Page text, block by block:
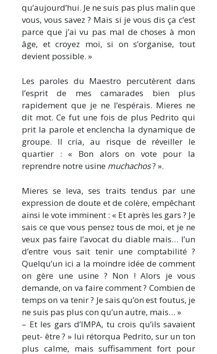
qu’aujourd’hui. Je ne suis pas plus malin que
vous, vous savez ? Mais si je vous dis ça c’est
parce que j’ai vu pas mal de choses à mon
âge, et croyez moi, si on s’organise, tout
devient possible. »
Les paroles du Maestro percutèrent dans
l’esprit de mes camarades bien plus
rapidement que je ne l’espérais. Mieres ne
dit mot. Ce fut une fois de plus Pedrito qui
prit la parole et enclencha la dynamique de
groupe. Il cria, au risque de réveiller le
quartier : « Bon alors on vote pour la
reprendre notre usine muchachos? ».
Mieres se leva, ses traits tendus par une
expression de doute et de colère, empêchant
ainsi le vote imminent : « Et après les gars ? Je
sais ce que vous pensez tous de moi, et je ne
veux pas faire l’avocat du diable mais… l’un
d’entre vous sait tenir une comptabilité ?
Quelqu’un ici a la moindre idée de comment
on gère une usine ? Non ! Alors je vous
demande, on va faire comment ? Combien de
temps on va tenir ? Je sais qu’on est foutus, je
ne suis pas plus con qu’un autre, mais… »
– Et les gars d’IMPA, tu crois qu’ils savaient
peut- être ? » lui rétorqua Pedrito, sur un ton
plus calme, mais suffisamment fort pour